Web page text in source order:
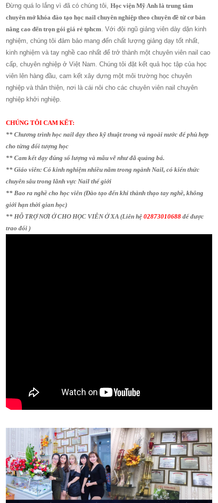
Đừng quá lo lắng vì đã có chúng tôi,Học viện Mỹ Anh là trung tâm
chuyên mở khóa đào tạo học nail chuyên nghiệp theo chuyên đề từ cơ bản
nâng cao đến trọn gói giá rẻ tphcm. Với đội ngũ giảng viên dày dặn kinh
nghiệm, chúng tôi đảm bảo mang đến chất lượng giảng dạy tốt nhất,
kinh nghiệm và tay nghề cao nhất để trở thành một chuyên viên nail cao
cấp, chuyên nghiệp ở Việt Nam. Chúng tôi đặt kết quả học tập của học
viên lên hàng đầu, cam kết xây dựng một môi trường học chuyên
nghiệp và thân thiện, nơi là cái nôi cho các chuyên viên nail chuyên
nghiệp khởi nghiệp.
CHÚNG TÔI CAM KẾT:
** Chương trình học nail dạy theo kỹ thuật trong và ngoài nước để phù hợp
cho từng đối tượng học
** Cam kết dạy đúng số lượng và mẫu vẽ như đã quảng bá.
** Giáo viên: Có kinh nghiệm nhiều năm trong ngành Nail, có kiến thức
chuyên sâu trong lãnh vực Nail thế giới
**Bao ra nghề cho học viên (Đào tạo đến khi thành thạo tay nghề, không
giới hạn thời gian học)
** HỖ TRỢ NƠI Ở CHO HỌC VIÊN Ở XA (Liên hệ02873010688 để được
trao đổi )